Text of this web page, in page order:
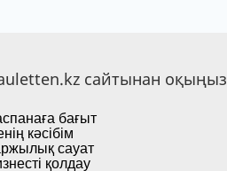
сайтынан оқыңыз
бағыт
кәсібім
сауат
қолдау